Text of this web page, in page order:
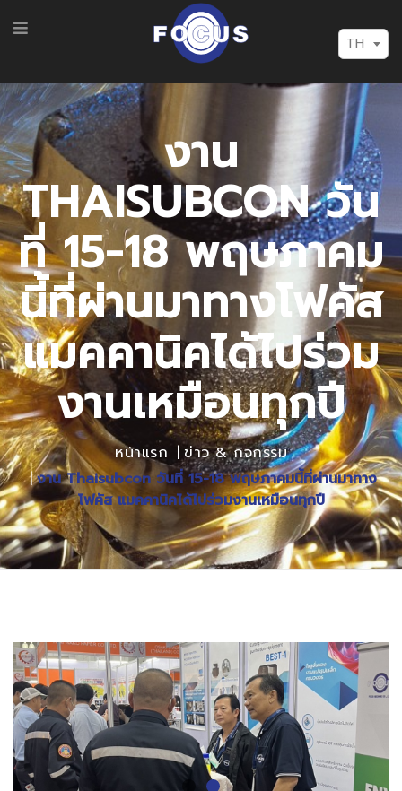
TH
งาน
THAISUBCON วัน
ที่ 15-18 พฤษภาคม
นี้ที่ผ่านมาทางโฟคัส
แมคคานิคได้ไปร่วม
งานเหมือนทุกปี
หน้าแรก
ข่าว & กิจกรรม
งาน Thaisubcon วันที่ 15-18 พฤษภาคมนี้ที่ผ่านมาทาง
โฟคัส แมคคานิคได้ไปร่วมงานเหมือนทุกปี